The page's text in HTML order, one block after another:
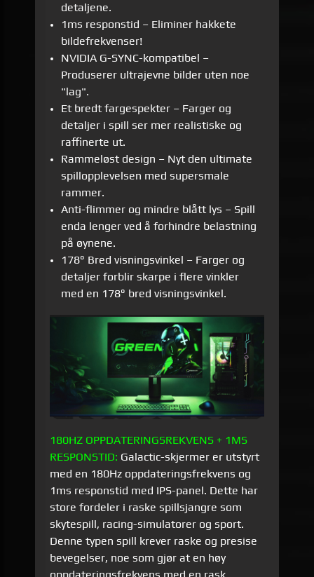
detaljene.
1ms responstid – Eliminer hakkete
bildefrekvenser!
NVIDIA G-SYNC-kompatibel –
Produserer ultrajevne bilder uten noe
"lag".
Et bredt fargespekter – Farger og
detaljer i spill ser mer realistiske og
raffinerte ut.
Rammeløst design – Nyt den ultimate
spillopplevelsen med supersmale
rammer.
Anti-flimmer og mindre blått lys – Spill
enda lenger ved å forhindre belastning
på øynene.
178° Bred visningsvinkel – Farger og
detaljer forblir skarpe i flere vinkler
med en 178° bred visningsvinkel.
180HZ OPPDATERINGSREKVENS + 1MS
RESPONSTID: Galactic-skjermer er utstyrt
med en 180Hz oppdateringsfrekvens og
1ms responstid med IPS-panel. Dette har
store fordeler i raske spillsjangre som
skytespill, racing-simulatorer og sport.
Denne typen spill krever raske og presise
bevegelser, noe som gjør at en høy